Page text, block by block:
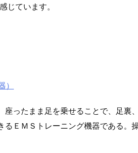
じています。
座ったまま足を乗せることで、足裏
ＥＭＳトレーニング機器である。